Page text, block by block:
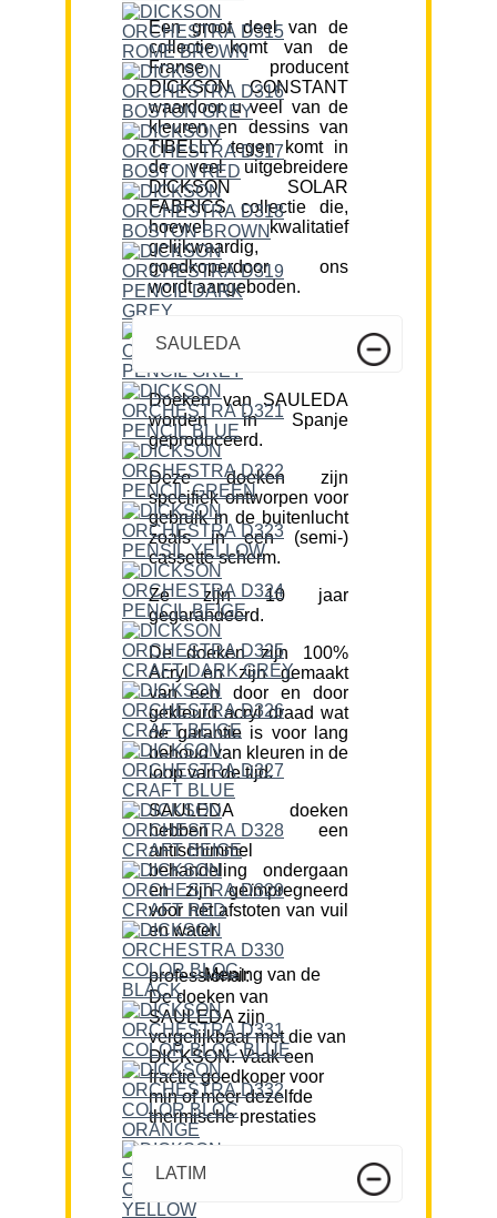
Een groot deel van de
collectie komt van de
Franse producent
DICKSON CONSTANT
waardoor u veel van de
kleuren en dessins van
TIBELLY tegen komt in
de veel uitgebreidere
DICKSON SOLAR
FABRICS collectie die,
hoewel kwalitatief
gelijkwaardig,
goedkoperdoor ons
wordt aangeboden.
SAULEDA
Doeken van SAULEDA
worden in Spanje
geproduceerd.
Deze doeken zijn
specifiek ontworpen voor
gebruik in de buitenlucht
zoals in een (semi-)
cassette scherm.
Ze zijn 10 jaar
gegarandeerd.
De doeken zijn 100%
Acryl en zijn gemaakt
van een door en door
gekleurd acryl draad wat
de garantie is voor lang
behoud van kleuren in de
loop van de tijd.
SAULEDA doeken
hebben een
antischimmel
behandeling ondergaan
en zijn geïmpregneerd
voor het afstoten van vuil
en water.
Mening van de professional:
De doeken van
SAULEDA zijn
vergelijkbaar met die van
DICKSON. Vaak een
fractie goedkoper voor
min of meer dezelfde
thermische prestaties
LATIM